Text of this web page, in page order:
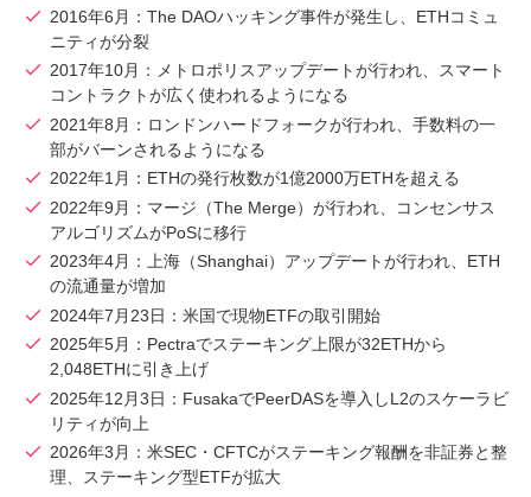
2016年6月：The DAOハッキング事件が発生し、ETHコミュ
ニティが分裂
2017年10月：メトロポリスアップデートが行われ、スマート
コントラクトが広く使われるようになる
2021年8月：ロンドンハードフォークが行われ、手数料の一
部がバーンされるようになる
2022年1月：ETHの発行枚数が1億2000万ETHを超える
2022年9月：マージ（The Merge）が行われ、コンセンサス
アルゴリズムがPoSに移行
2023年4月：上海（Shanghai）アップデートが行われ、ETH
の流通量が増加
2024年7月23日：米国で現物ETFの取引開始
2025年5月：Pectraでステーキング上限が32ETHから
2,048ETHに引き上げ
2025年12月3日：FusakaでPeerDASを導入しL2のスケーラビ
リティが向上
2026年3月：米SEC・CFTCがステーキング報酬を非証券と整
理、ステーキング型ETFが拡大